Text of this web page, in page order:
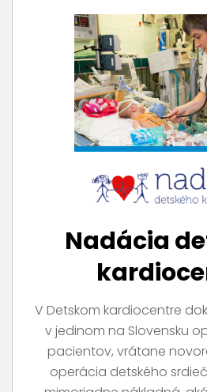
Nadácia
V Detskom kardiocentre
v jedinom na Slovensku
pacientov, vrátane
operácia detského